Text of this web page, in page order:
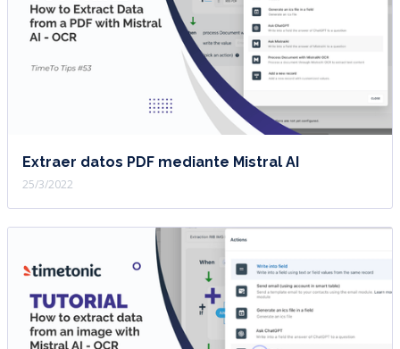
Extraer datos PDF mediante Mistral AI
25/3/2022